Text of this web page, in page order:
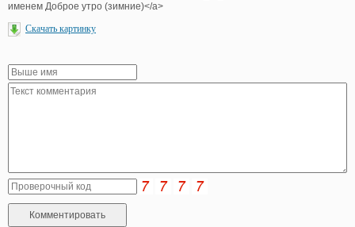
именем Доброе утро (зимние)</a>
Скачать картинку